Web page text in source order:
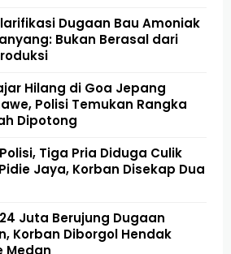
Dugaan Bau Amoniak
Bukan Berasal dari
Hilang di Goa Jepang
Polisi Temukan Rangka
Dipotong
Tiga Pria Diduga Culik
Jaya, Korban Disekap Dua
Juta Berujung Dugaan
Korban Diborgol Hendak
Medan